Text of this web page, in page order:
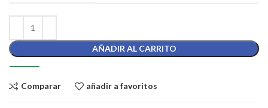
AÑADIR AL CARRITO
Comparar añadir a favoritos